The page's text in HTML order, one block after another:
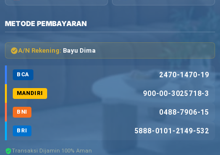
METODE PEMBAYARAN
A/N Rekening: Bayu Dima
BCA 2470-1470-19
MANDIRI 900-00-3025718-3
BNI 0488-7906-15
BRI 5888-0101-2149-532
Transaksi Dijamin 100% Aman